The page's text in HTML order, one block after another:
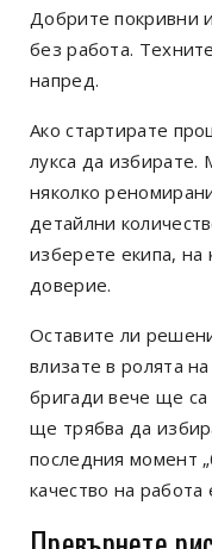
Добрите покривни
без работа.
напред.
Ако стартирате
лукса да избирате.
няколко
детайлни
изберете екипа, на
доверие.
Оставите ли
влизате в ролята
бригади вече ще са
ще трябва да
последния момент
качество на работа